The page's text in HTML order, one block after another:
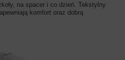
na spacer i co dzień. Tekstylny
komfort oraz dobrą